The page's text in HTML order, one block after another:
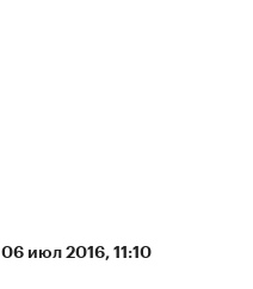
06 июл 2016, 11:10